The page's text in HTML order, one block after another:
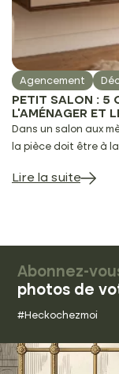
Agencement
PETIT SALON : 5
L’AMÉNAGER ET
Dans un salon aux
la pièce doit être à
Lire la suite
Abonnez-
photos de
#Heckochezmoi